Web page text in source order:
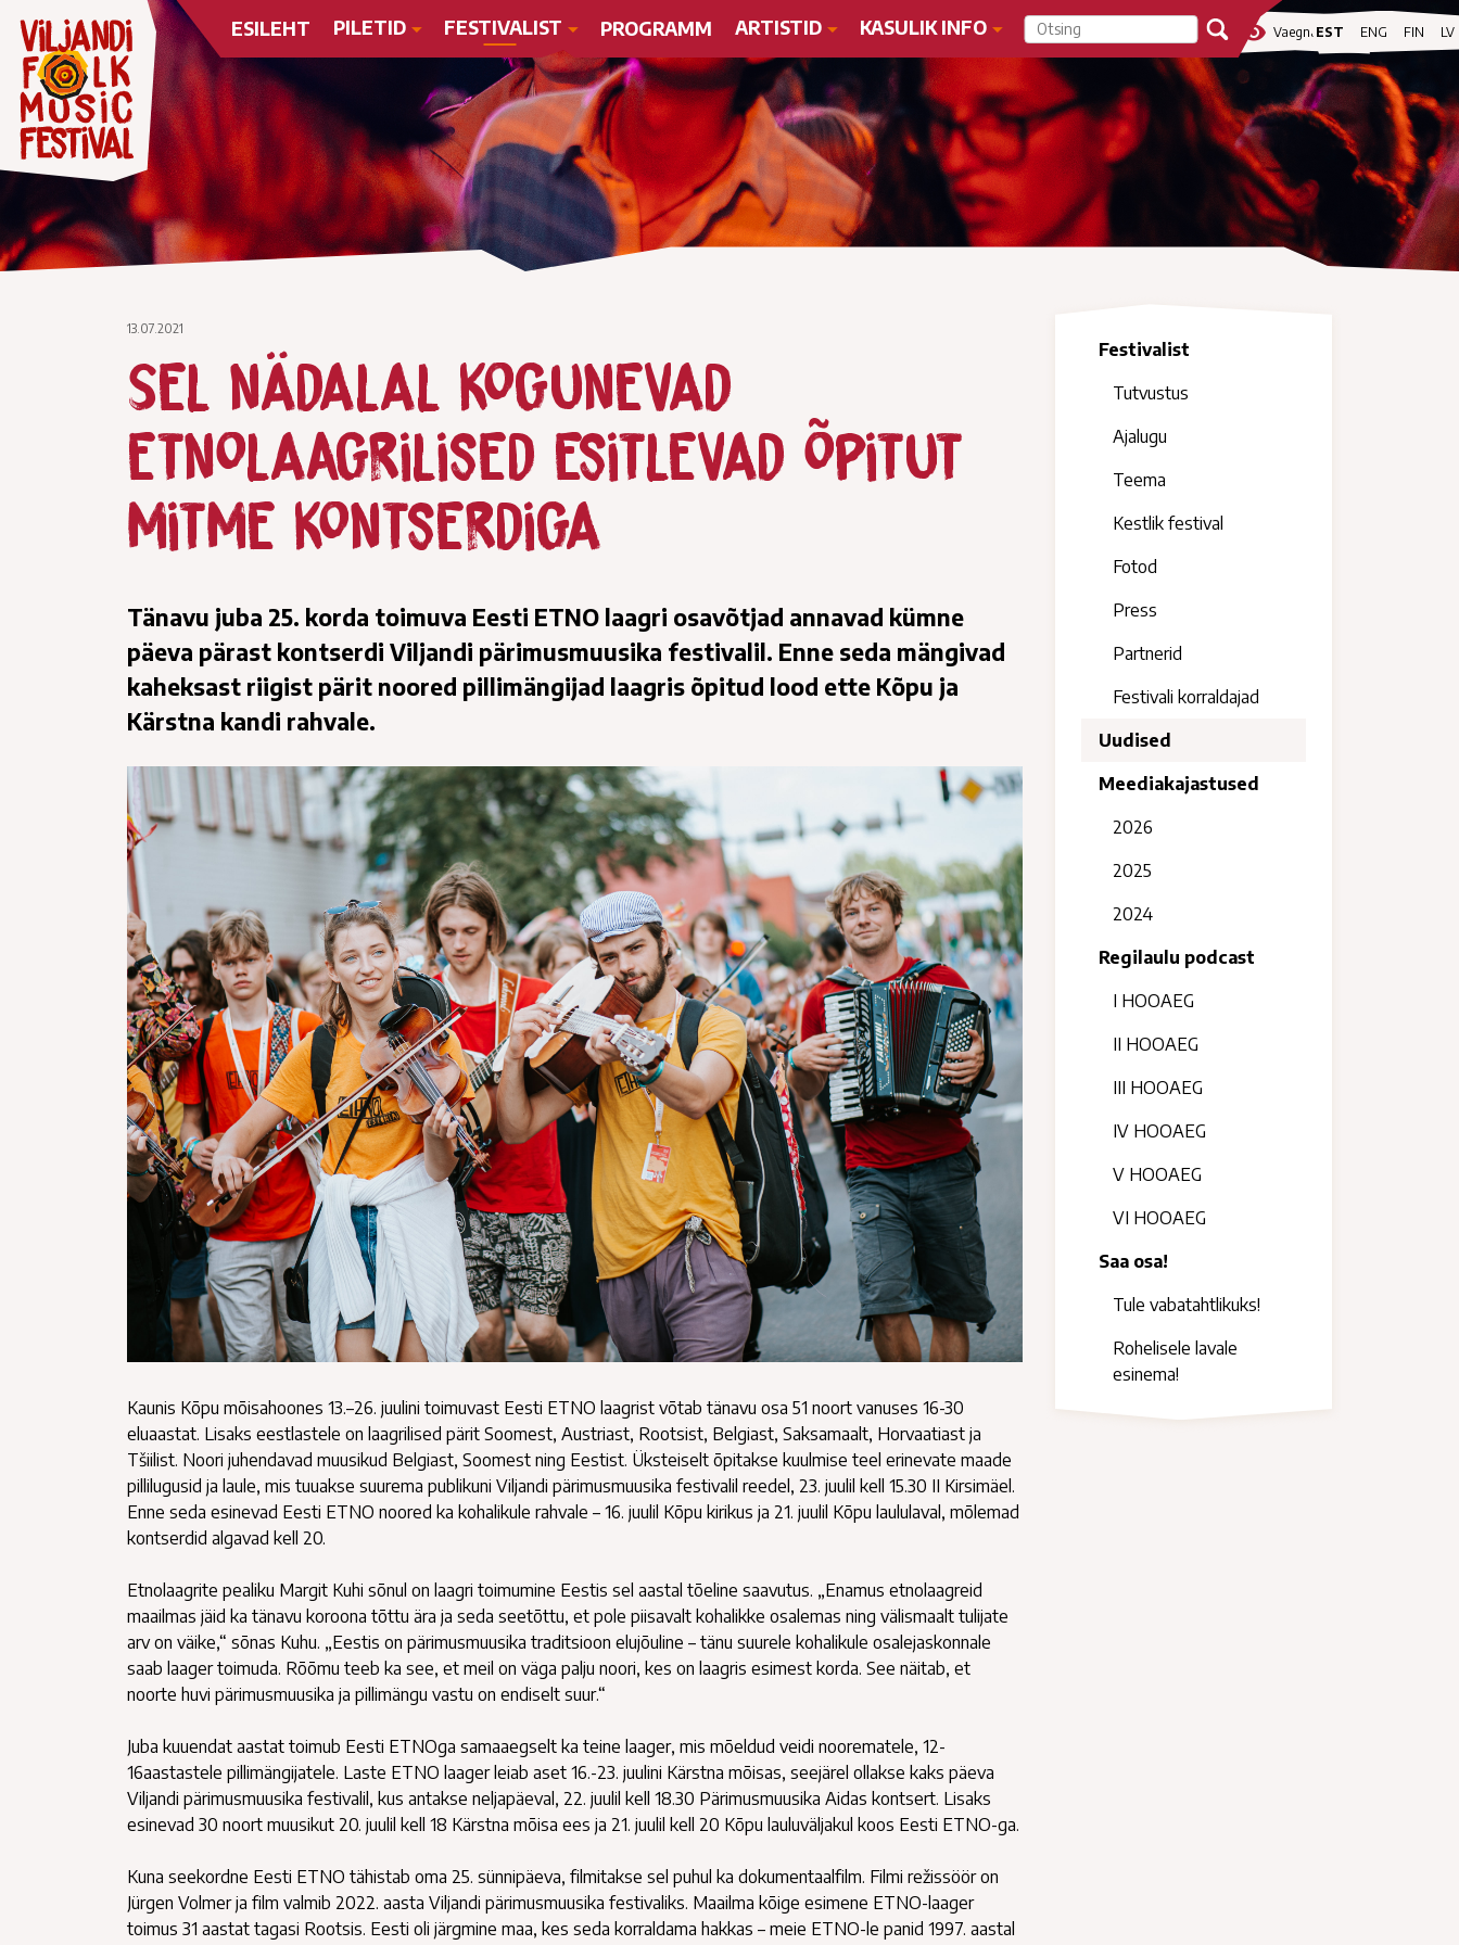
visibility Vaegnägijale
EST ENG FIN LV
ESILEHT PILETID FESTIVALIST PROGRAMM ARTISTID KASULIK INFO
13.07.2021
Sel nädalal kogunevad
etnolaagrilised esitlevad õpitut
mitme kontserdiga
Tänavu juba 25. korda toimuva Eesti ETNO laagri osavõtjad annavad kümne
päeva pärast kontserdi Viljandi pärimusmuusika festivalil. Enne seda mängivad
kaheksast riigist pärit noored pillimängijad laagris õpitud lood ette Kõpu ja
Kärstna kandi rahvale.
Kaunis Kõpu mõisahoones 13.–26. juulini toimuvast Eesti ETNO laagrist võtab tänavu osa 51 noort vanuses 16-30
eluaastat. Lisaks eestlastele on laagrilised pärit Soomest, Austriast, Rootsist, Belgiast, Saksamaalt, Horvaatiast ja
Tšiilist. Noori juhendavad muusikud Belgiast, Soomest ning Eestist. Üksteiselt õpitakse kuulmise teel erinevate maade
pillilugusid ja laule, mis tuuakse suurema publikuni Viljandi pärimusmuusika festivalil reedel, 23. juulil kell 15.30 II Kirsimäel.
Enne seda esinevad Eesti ETNO noored ka kohalikule rahvale – 16. juulil Kõpu kirikus ja 21. juulil Kõpu laululaval, mõlemad
kontserdid algavad kell 20.
Etnolaagrite pealiku Margit Kuhi sõnul on laagri toimumine Eestis sel aastal tõeline saavutus. „Enamus etnolaagreid
maailmas jäid ka tänavu koroona tõttu ära ja seda seetõttu, et pole piisavalt kohalikke osalemas ning välismaalt tulijate
arv on väike,“ sõnas Kuhu. „Eestis on pärimusmuusika traditsioon elujõuline – tänu suurele kohalikule osalejaskonnale
saab laager toimuda. Rõõmu teeb ka see, et meil on väga palju noori, kes on laagris esimest korda. See näitab, et
noorte huvi pärimusmuusika ja pillimängu vastu on endiselt suur.“
Juba kuuendat aastat toimub Eesti ETNOga samaaegselt ka teine laager, mis mõeldud veidi noorematele, 12-
16aastastele pillimängijatele. Laste ETNO laager leiab aset 16.-23. juulini Kärstna mõisas, seejärel ollakse kaks päeva
Viljandi pärimusmuusika festivalil, kus antakse neljapäeval, 22. juulil kell 18.30 Pärimusmuusika Aidas kontsert. Lisaks
esinevad 30 noort muusikut 20. juulil kell 18 Kärstna mõisa ees ja 21. juulil kell 20 Kõpu lauluväljakul koos Eesti ETNO-ga.
Kuna seekordne Eesti ETNO tähistab oma 25. sünnipäeva, filmitakse sel puhul ka dokumentaalfilm. Filmi režissöör on
Jürgen Volmer ja film valmib 2022. aasta Viljandi pärimusmuusika festivaliks. Maailma kõige esimene ETNO-laager
toimus 31 aastat tagasi Rootsis. Eesti oli järgmine maa, kes seda korraldama hakkas – meie ETNO-le panid 1997. aastal
Festivalist
Tutvustus
Ajalugu
Teema
Kestlik festival
Fotod
Press
Partnerid
Festivali korraldajad
Uudised
Meediakajastused
2026
2025
2024
Regilaulu podcast
I HOOAEG
II HOOAEG
III HOOAEG
IV HOOAEG
V HOOAEG
VI HOOAEG
Saa osa!
Tule vabatahtlikuks!
Rohelisele lavale
esinema!